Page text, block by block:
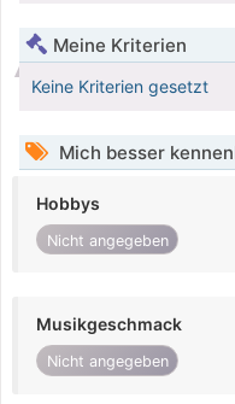
Meine Kriterien
Keine Kriterien gesetzt
Mich besser
Hobbys
Nicht angegeben
Musikgeschmack
Nicht angegeben